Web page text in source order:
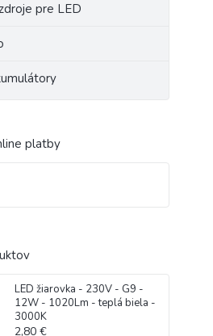
pre LED
platby
LED žiarovka - 230V - G9 -
12W - 1020Lm - teplá biela -
3000K
2,80 €